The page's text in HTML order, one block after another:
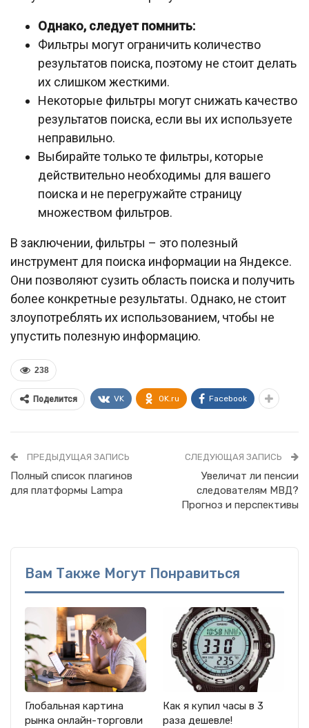
Однако, следует помнить:
Фильтры могут ограничить количество
результатов поиска, поэтому не стоит делать
их слишком жесткими.
Некоторые фильтры могут снижать качество
результатов поиска, если вы их используете
неправильно.
Выбирайте только те фильтры, которые
действительно необходимы для вашего
поиска и не перегружайте страницу
множеством фильтров.
В заключении, фильтры – это полезный
инструмент для поиска информации на Яндексе.
Они позволяют сузить область поиска и получить
более конкретные результаты. Однако, не стоит
злоупотреблять их использованием, чтобы не
упустить полезную информацию.
238
Поделится VK OK.ru Facebook
ПРЕДЫДУЩАЯ ЗАПИСЬ
Полный список плагинов
для платформы Lampa
СЛЕДУЮЩАЯ ЗАПИСЬ
Увеличат ли пенсии
следователям МВД?
Прогноз и перспективы
Вам Также Могут Понравиться
Глобальная картина
рынка онлайн-торговли
Как я купил часы в 3
раза дешевле!